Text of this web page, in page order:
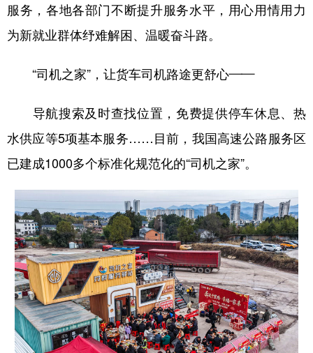
服务，各地各部门不断提升服务水平，用心用情用力
为新就业群体纾难解困、温暖奋斗路。
“司机之家”，让货车司机路途更舒心——
导航搜索及时查找位置，免费提供停车休息、热
水供应等5项基本服务……目前，我国高速公路服务区
已建成1000多个标准化规范化的“司机之家”。